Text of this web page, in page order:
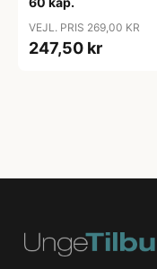
VEJL. PRIS 269,00 KR
247,50 kr